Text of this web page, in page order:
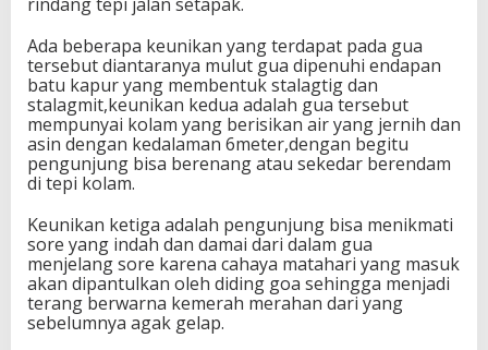
Ada beberapa keunikan yang terdapat pada gua
tersebut diantaranya mulut gua dipenuhi endapan
batu kapur yang membentuk stalagtig dan
stalagmit,keunikan kedua adalah gua tersebut
mempunyai kolam yang berisikan air yang jernih dan
asin dengan kedalaman 6meter,dengan begitu
pengunjung bisa berenang atau sekedar berendam
di tepi kolam.
Keunikan ketiga adalah pengunjung bisa menikmati
sore yang indah dan damai dari dalam gua
menjelang sore karena cahaya matahari yang masuk
akan dipantulkan oleh diding goa sehingga menjadi
terang berwarna kemerah merahan dari yang
sebelumnya agak gelap.